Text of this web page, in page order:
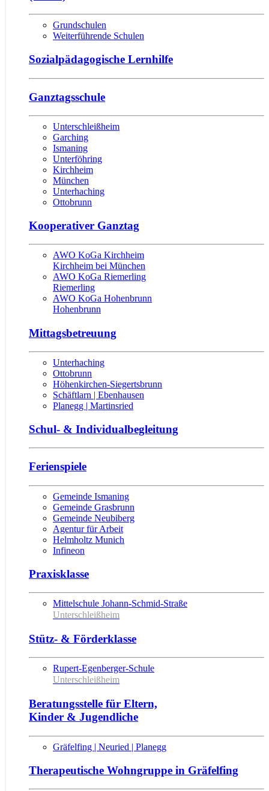
Grundschulen
Weiterführende Schulen
Sozialpädagogische Lernhilfe
Ganztagsschule
Unterschleißheim
Garching
Ismaning
Unterföhring
Kirchheim
München
Unterhaching
Ottobrunn
Kooperativer Ganztag
AWO KoGa Kirchheim
Kirchheim bei München
AWO KoGa Riemerling
Riemerling
AWO KoGa Hohenbrunn
Hohenbrunn
Mittagsbetreuung
Unterhaching
Ottobrunn
Höhenkirchen-Siegertsbrunn
Schäftlarn | Ebenhausen
Planegg | Martinsried
Schul- & Individualbegleitung
Ferienspiele
Gemeinde Ismaning
Gemeinde Grasbrunn
Gemeinde Neubiberg
Agentur für Arbeit
Helmholtz Munich
Infineon
Praxisklasse
Mittelschule Johann-Schmid-Straße
Unterschleißheim
Stütz- & Förderklasse
Rupert-Egenberger-Schule
Unterschleißheim
Beratungsstelle für Eltern,
Kinder & Jugendliche
Gräfelfing | Neuried | Planegg
Therapeutische Wohngruppe in Gräfelfing